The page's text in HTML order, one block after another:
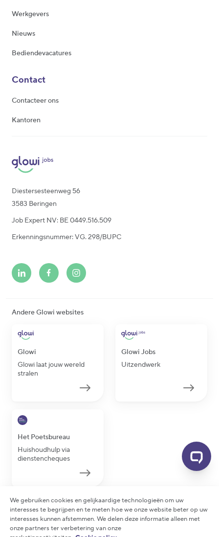
Diestersesteenweg 56
3583 Beringen
Job Expert NV: BE 0449.516.509
Erkenningsnummer: VG. 298/BUPC
Werkgevers
Nieuws
Bediendevacatures
Contact
Contacteer ons
Kantoren
Andere Glowi websites
Glowi
Glowi laat jouw wereld
stralen
Glowi Jobs
Uitzendwerk
Het Poetsbureau
Huishoudhulp via
dienstencheques
2026 Glowi - Alle rechten voorbehouden
Privacy statement
| Cookie policy
We gebruiken cookies en gelijkaardige technologieën om uw
interesses te begrijpen en te meten hoe we onze website beter op uw
interesses kunnen afstemmen. We delen deze informatie alleen met
onze partners ter verbetering van onze